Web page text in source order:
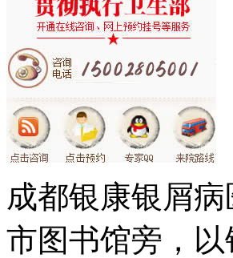
成都银康银屑
市图书馆旁，